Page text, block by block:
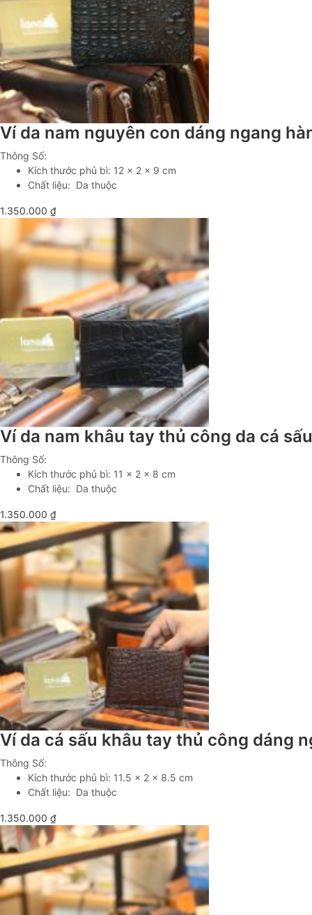
Ví da nam nguyên con dáng ngang
Thông Số:
Kích thước phủ bì: 12 x 2 x 9 cm
Chất liệu: Da thuộc
1.350.000 ₫
Ví da nam khâu tay thủ công da cá
Thông Số:
Kích thước phủ bì: 11 x 2 x 8 cm
Chất liệu: Da thuộc
1.350.000 ₫
Ví da cá sấu khâu tay thủ công dáng
Thông Số:
Kích thước phủ bì: 11.5 x 2 x 8.5 cm
Chất liệu: Da thuộc
1.350.000 ₫